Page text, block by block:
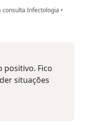
consulta Infectologia •
positivo. Fico
situações